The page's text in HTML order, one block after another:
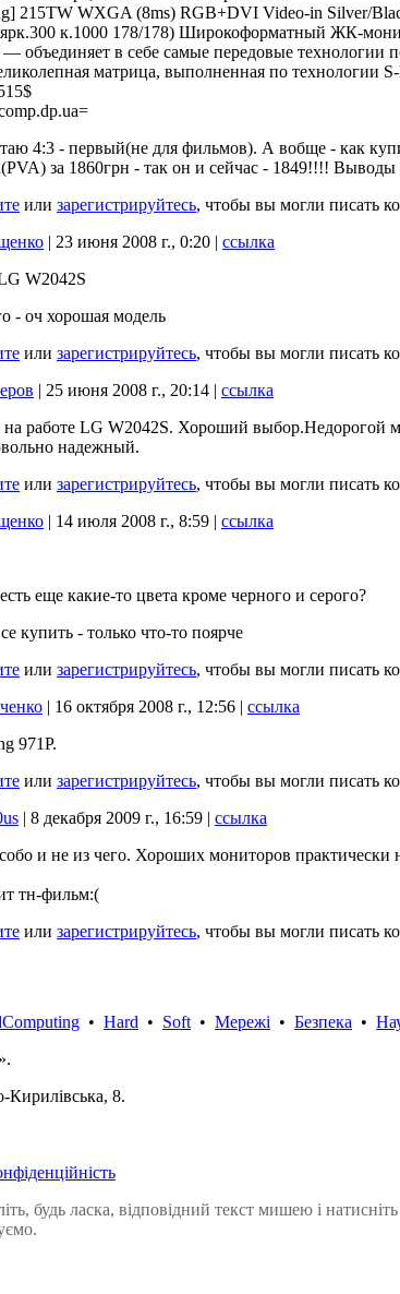
215TW WXGA (8ms) RGB+DVI Video-in Silver/
к.1000 178/178) Широкоформатный ЖК-
объединяет в себе самые передовые технологии
матрица, выполненная по технологии
4:3 - первый(не для фильмов). А вобще - как
за 1860грн - так он и сейчас - 1849!!!! Выводы
или зарегистрируйтесь, чтобы вы могли писать
| 23 июня 2008 г., 0:20 | ссылка
W2042S
- оч хорошая модель
или зарегистрируйтесь, чтобы вы могли писать
| 25 июня 2008 г., 20:14 | ссылка
на работе LG W2042S. Хороший выбор.Недорогой
надежный.
или зарегистрируйтесь, чтобы вы могли писать
| 14 июля 2008 г., 8:59 | ссылка
еще какие-то цвета кроме черного и серого?
купить - только что-то поярче
или зарегистрируйтесь, чтобы вы могли писать
| 16 октября 2008 г., 12:56 | ссылка
971P.
или зарегистрируйтесь, чтобы вы могли писать
| 8 декабря 2009 г., 16:59 | ссылка
и не из чего. Хороших мониторов практически
тн-фильм:(
или зарегистрируйтесь, чтобы вы могли писать
• Hard • Soft • Мережі • Безпека •
Кирилівська, 8.
будь ласка, відповідний текст мишею і